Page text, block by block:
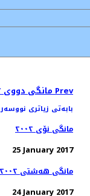
Previous article: مانگی دووی ٢٠٠٢Prev
بابەتی زیاتری نووسەر
مانگی نۆی ٢٠٠٢
25 January 2017
مانگی هەشتی ٢٠٠٢
24 January 2017